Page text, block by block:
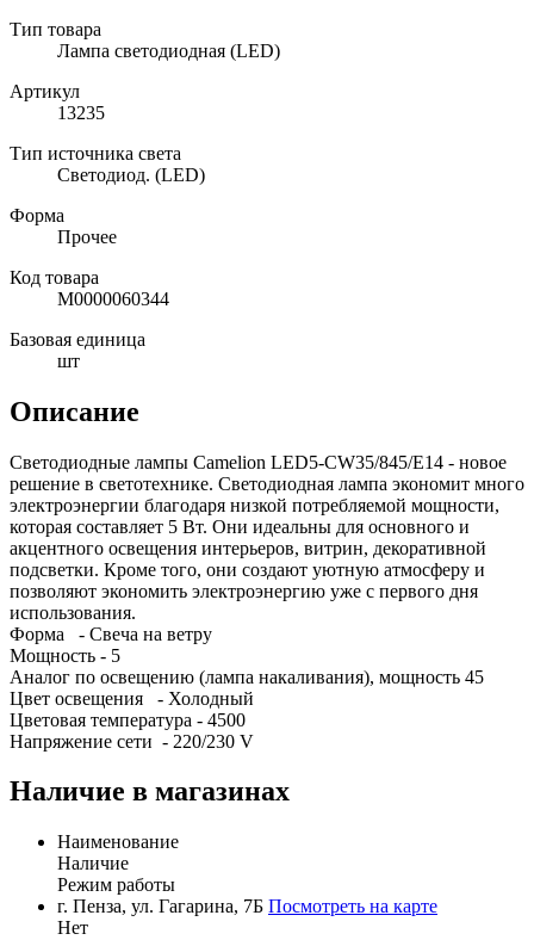
Тип товара
Лампа светодиодная (LED)
Артикул
13235
Тип источника света
Светодиод. (LED)
Форма
Прочее
Код товара
М0000060344
Базовая единица
шт
Описание
Светодиодные лампы Camelion LED5-CW35/845/E14 - новое
решение в светотехнике. Светодиодная лампа экономит много
электроэнергии благодаря низкой потребляемой мощности,
которая составляет 5 Вт. Они идеальны для основного и
акцентного освещения интерьеров, витрин, декоративной
подсветки. Кроме того, они создают уютную атмосферу и
позволяют экономить электроэнергию уже с первого дня
использования.
Форма - Свеча на ветру
Мощность - 5
Аналог по освещению (лампа накаливания), мощность 45
Цвет освещения - Холодный
Цветовая температура - 4500
Напряжение сети - 220/230 V
Наличие в магазинах
Наименование
Наличие
Режим работы
г. Пенза, ул. Гагарина, 7Б Посмотреть на карте
Нет